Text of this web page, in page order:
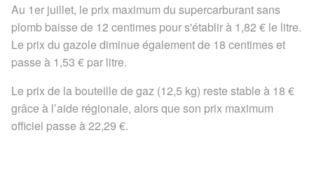
Au 1er juillet, le prix maximum du supercarburant sans
plomb baisse de 12 centimes pour s'établir à 1,82 € le litre.
Le prix du gazole diminue également de 18 centimes et
passe à 1,53 € par litre.
Le prix de la bouteille de gaz (12,5 kg) reste stable à 18 €
grâce à l’aide régionale, alors que son prix maximum
officiel passe à 22,29 €.